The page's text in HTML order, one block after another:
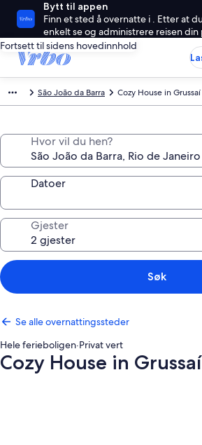
Bytt til appen
Finn et sted å overnatte i . Etter at
enkelt se og administrere reisen din
Fortsett til sidens hovedinnhold
São João da Barra Cozy House in Grussaí
Hvor vil du hen?
Datoer
Gjester
Søk
Se alle overnattingssteder
Hele ferieboligen·Privat vert
Cozy House in Grussaí